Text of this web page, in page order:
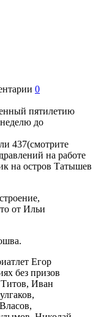
0
пятилетию
до
437(смотрите
на работе
на остров Татышев
от Ильи
Егор
без призов
Иван